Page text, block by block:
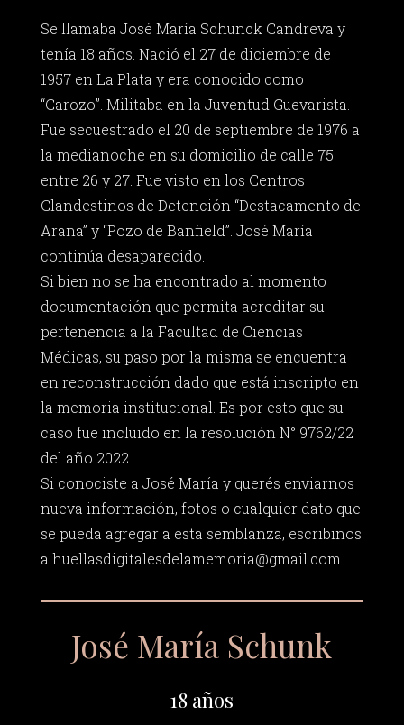
Se llamaba José María Schunck Candreva y
tenía 18 años. Nació el 27 de diciembre de
1957 en La Plata y era conocido como
“Carozo”. Militaba en la Juventud Guevarista.
Fue secuestrado el 20 de septiembre de 1976 a
la medianoche en su domicilio de calle 75
entre 26 y 27. Fue visto en los Centros
Clandestinos de Detención “Destacamento de
Arana” y “Pozo de Banfield”. José María
continúa desaparecido.
Si bien no se ha encontrado al momento
documentación que permita acreditar su
pertenencia a la Facultad de Ciencias
Médicas, su paso por la misma se encuentra
en reconstrucción dado que está inscripto en
la memoria institucional. Es por esto que su
caso fue incluido en la resolución N° 9762/22
del año 2022.
Si conociste a José María y querés enviarnos
nueva información, fotos o cualquier dato que
se pueda agregar a esta semblanza, escribinos
a huellasdigitalesdelamemoria@gmail.com
José María Schunk
18 años